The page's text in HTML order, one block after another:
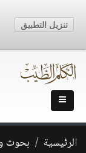
الرئيسية
بحوث
تنزيل التطبيق